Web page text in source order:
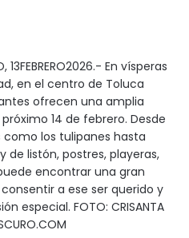
13FEBRERO2026.- En vísperas
en el centro de Toluca
ofrecen una amplia
14 de febrero. Desde
los tulipanes hasta
de listón, postres, playeras,
encontrar una gran
a ese ser querido y
especial. FOTO: CRISANTA